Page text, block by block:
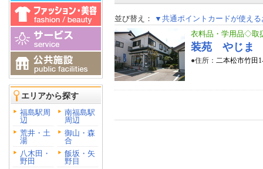
エリアから探す
福島駅周
辺
南福島駅
周辺
荒井・土
湯
御山・森
合
八木田・
野田
飯坂・矢
野目
並び替え：
▼共通ポイントカードが使える
衣料品・学用品◇取
装苑 やじま
●住所： 二本松市竹田